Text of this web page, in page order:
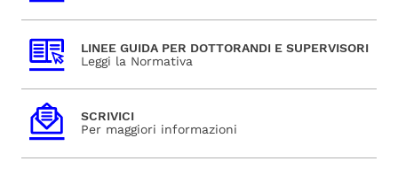
LINEE GUIDA PER DOTTORANDI E SUPERVISORI
Leggi la Normativa
SCRIVICI
Per maggiori informazioni